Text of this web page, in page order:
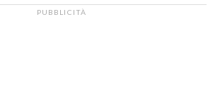
PUBBLICITÀ